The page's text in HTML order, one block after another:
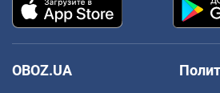
OBOZ.UA